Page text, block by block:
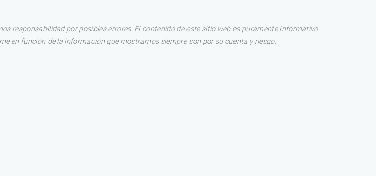
responsabilidad por posibles errores. El contenido de este sitio web es puramente informativo
en función de la información que mostramos siempre son por su cuenta y riesgo.